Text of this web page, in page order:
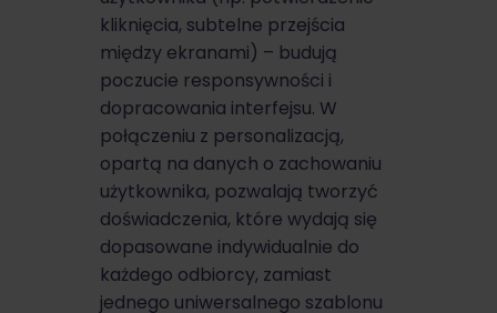
kliknięcia, subtelne przejścia
między ekranami) – budują
poczucie responsywności i
dopracowania interfejsu. W
połączeniu z personalizacją,
opartą na danych o zachowaniu
użytkownika, pozwalają tworzyć
doświadczenia, które wydają się
dopasowane indywidualnie do
każdego odbiorcy, zamiast
jednego uniwersalnego szablonu